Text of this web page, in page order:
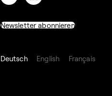
Newsletter abonnieren
Deutsch English Français